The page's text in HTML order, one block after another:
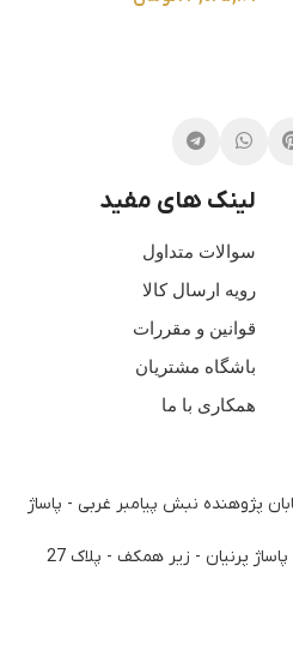
لینک های مفید
سوالات متداول
رویه ارسال کالا
قوانین و مقررات
باشگاه مشتریان
همکاری با ما
پژوهنده نبش پیامبر غربی - پاساژ
پرنیان - زیر همکف - پلاک 27